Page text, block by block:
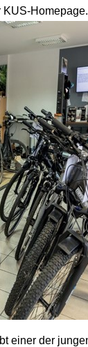
KUS-Homepage.
einer der